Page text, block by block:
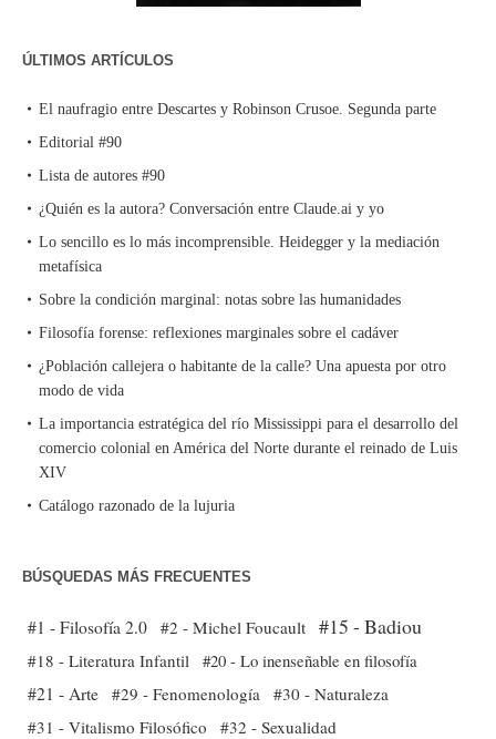
ÚLTIMOS ARTÍCULOS
El naufragio entre Descartes y Robinson Crusoe. Segunda parte
Editorial #90
Lista de autores #90
¿Quién es la autora? Conversación entre Claude.ai y yo
Lo sencillo es lo más incomprensible. Heidegger y la mediación
metafísica
Sobre la condición marginal: notas sobre las humanidades
Filosofía forense: reflexiones marginales sobre el cadáver
¿Población callejera o habitante de la calle? Una apuesta por otro
modo de vida
La importancia estratégica del río Mississippi para el desarrollo del
comercio colonial en América del Norte durante el reinado de Luis
XIV
Catálogo razonado de la lujuria
BÚSQUEDAS MÁS FRECUENTES
#1 - Filosofía 2.0 #2 - Michel Foucault #15 - Badiou
#18 - Literatura Infantil #20 - Lo inenseñable en filosofía
#21 - Arte #29 - Fenomenología
#30 - Naturaleza
#31 - Vitalismo Filosófico
#32 - Sexualidad